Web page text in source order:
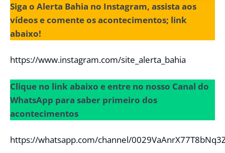
Siga o Alerta Bahia no Instagram, assista aos
vídeos e comente os acontecimentos; link
abaixo!
https://www.instagram.com/site_alerta_bahia
Clique no link abaixo e entre no nosso Canal do
WhatsApp para saber primeiro dos
acontecimentos
https://whatsapp.com/channel/